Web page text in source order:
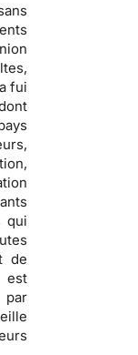
fui
qui
de
est